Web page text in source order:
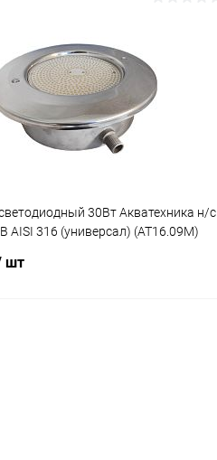
Под заказ
30Вт Акватехника н/с
AISI 316 (универсал) (AT16.09M)
шт